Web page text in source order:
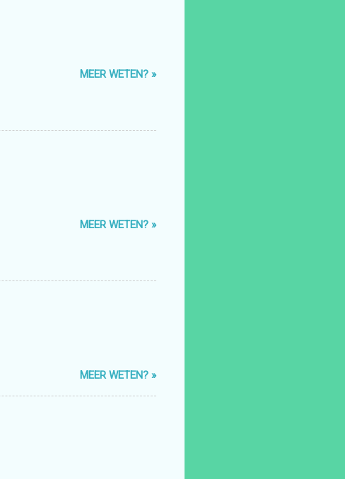
MEER WETEN? »
MEER WETEN? »
MEER WETEN? »